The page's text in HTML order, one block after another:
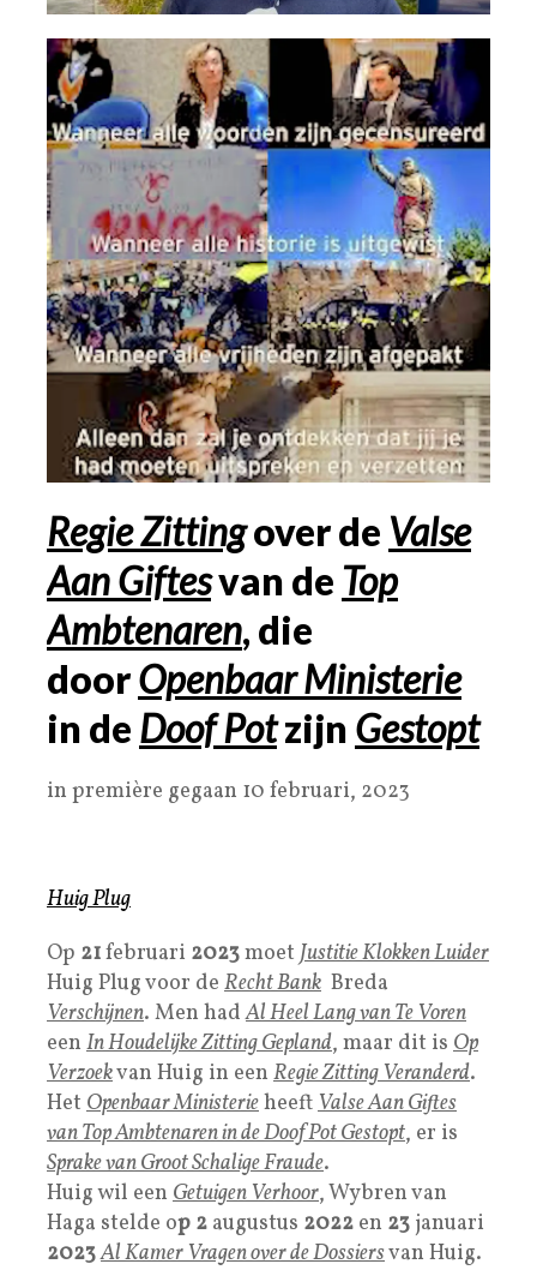
Regie Zittingover de Valse
Aan Giftesvan de Top
Ambtenaren, die
doorOpenbaar Ministerie
in de Doof Potzijn Gestopt
in première gegaan 10 februari, 2023
Huig Plug
Op 21februari 2023moet JustitieKlokken Luider
Huig Plug voor de Recht Bank Breda
Verschijnen. Men hadAl Heel Lang van Te Voren
een In Houdelijke Zitting Gepland, maar dit is Op
Verzoekvan Huig in een Regie Zitting Veranderd.
Het Openbaar MinisterieheeftValse Aan Giftes
van Top Ambtenaren in de Doof Pot Gestopt, er is
Sprake van Groot Schalige Fraude.
Huig wil een Getuigen Verhoor, Wybren van
Haga stelde op 2 augustus 2022 en 23 januari
2023Al Kamer Vragen over de Dossiersvan Huig.